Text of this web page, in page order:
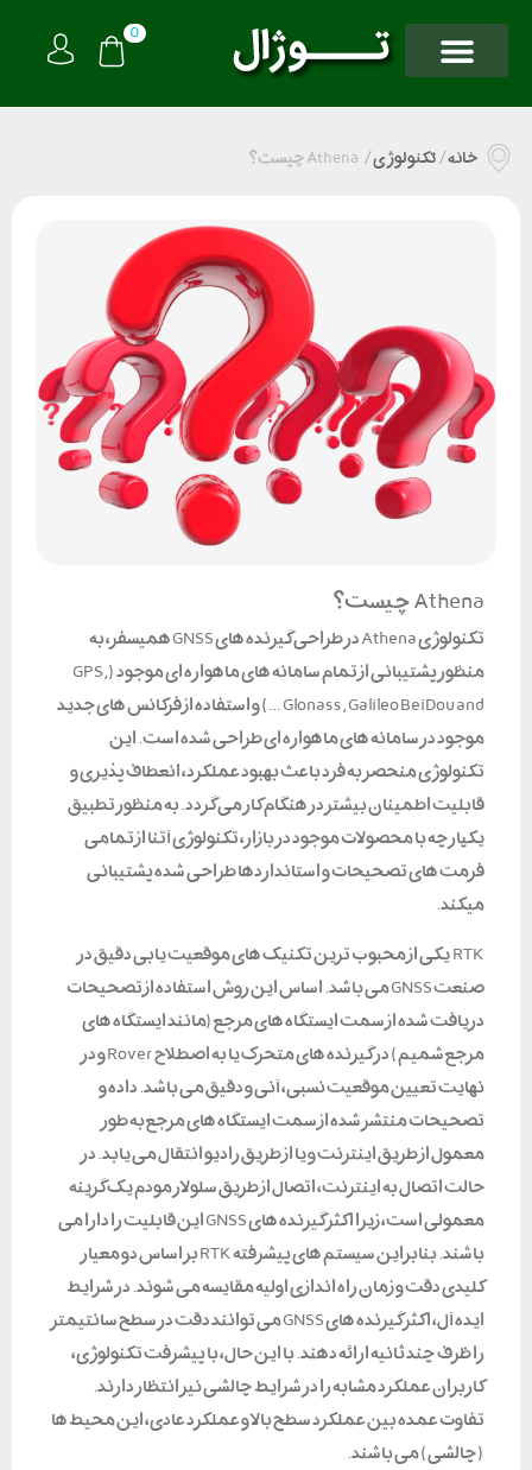
0
خانه/تکنولوژی/ Athena چیست؟
Athena چیست؟
تکنولوژی Athena در طراحی گیرنده های GNSS همیسفر، به
منظور پشتیبانی از تمام سامانه های ماهواره ای موجود (GPS,
Glonass, Galileo BeiDou and …) و استفاده از فرکانس های جدید
موجود در سامانه های ماهواره ای طراحی شده است. این
تکنولوژی منحصر به فرد باعث بهبود عملکرد، انعطاف پذیری و
قابلیت اطمینان بیشتر در هنگام کار می گردد. به منظور تطبیق
یکپارچه با محصولات موجود در بازار، تکنولوژی آتنا از تمامی
فرمت های تصحیحات و استانداردها طراحی شده پشتیبانی
میکند.
RTK یکی از محبوب ترین تکنیک های موقعیت یابی دقیق در
صنعت GNSS می باشد. اساس این روش استفاده از تصحیحات
دریافت شده از سمت ایستگاه های مرجع (مانند ایستگاه های
مرجع شمیم) در گیرنده های متحرک یا به اصطلاح Rover و در
نهایت تعیین موقعیت نسبی، آنی و دقیق می باشد. داده و
تصحیحات منتشر شده از سمت ایستگاه های مرجع به طور
معمول از طریق اینترنت و یا از طریق رادیو انتقال می یابد. در
حالت اتصال به اینترنت، اتصال از طریق سلولار مودم یک گزینه
معمولی است، زیرا اکثر گیرنده های GNSS این قابلیت را دارا می
باشند. بنابراین سیستم های پیشرفته RTK بر اساس دو معیار
کلیدی دقت و زمان راه اندازی اولیه مقایسه می شوند. در شرایط
ایده آل، اکثر گیرنده های GNSS می توانند دقت در سطح سانتیمتر
را ظرف چند ثانیه ارائه دهند. با این حال، با پیشرفت تکنولوژی،
کاربران عملکرد مشابه را در شرایط چالشی نیز انتظار دارند.
تفاوت عمده بین عملکرد سطح بالا و عملکرد عادی، این محیط ها
(چالشی) می باشند.